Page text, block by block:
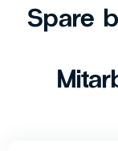
Spare